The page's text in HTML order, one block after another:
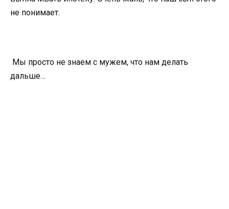
не понимает.
Мы просто не знаем с мужем, что нам делать
дальше…